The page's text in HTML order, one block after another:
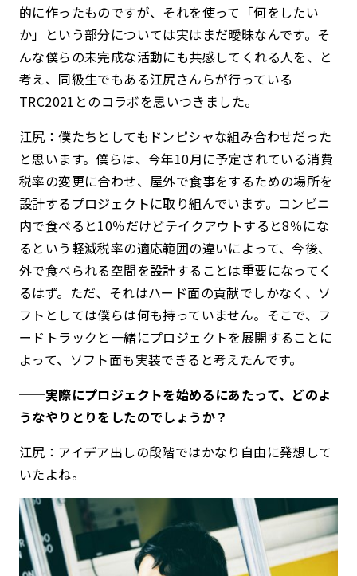
的に作ったものですが、それを使って「何をしたい
か」という部分については実はまだ曖昧なんです。そ
んな僕らの未完成な活動にも共感してくれる人を、と
考え、同級生でもある江尻さんらが行っている
TRC2021とのコラボを思いつきました。
江尻：僕たちとしてもドンピシャな組み合わせだった
と思います。僕らは、今年10月に予定されている消費
税率の変更に合わせ、屋外で食事をするための場所を
設計するプロジェクトに取り組んでいます。コンビニ
内で食べると10％だけどテイクアウトすると8％にな
るという軽減税率の適応範囲の違いによって、今後、
外で食べられる空間を設計することは重要になってく
るはず。ただ、それはハード面の貢献でしかなく、ソ
フトとしては僕らは何も持っていません。そこで、フ
ードトラックと一緒にプロジェクトを展開することに
よって、ソフト面も実装できると考えたんです。
──実際にプロジェクトを始めるにあたって、どのよ
うなやりとりをしたのでしょうか？
江尻：アイデア出しの段階ではかなり自由に発想して
いたよね。